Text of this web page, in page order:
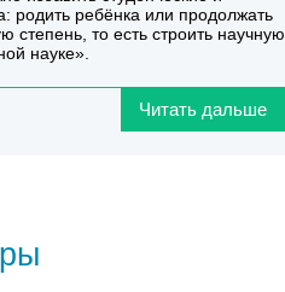
родить ребёнка или продолжать
степень, то есть строить научную
науке».
Читать дальше